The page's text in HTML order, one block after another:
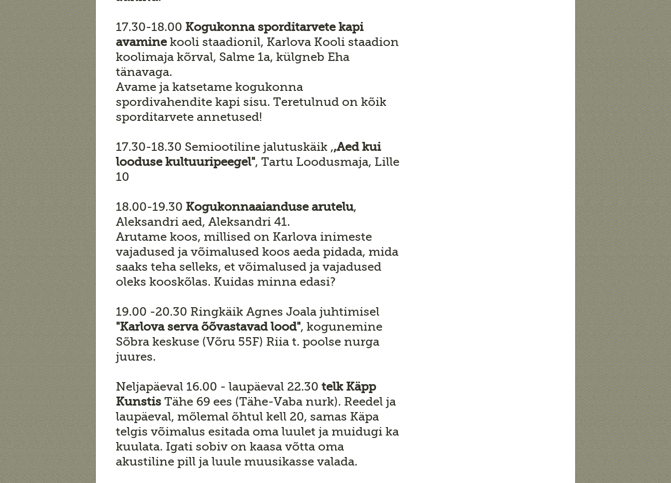
17.30-18.00 Kogukonna sporditarvete kapi
avaminekooli staadionil, Karlova Kooli staadion
koolimaja kõrval, Salme 1a, külgneb Eha
tänavaga.
Avame ja katsetame kogukonna
spordivahendite kapi sisu. Teretulnud on kõik
sporditarvete annetused!
17.30-18.30 Semiootiline jalutuskäik ,,Aed kui
looduse kultuuripeegel", Tartu Loodusmaja, Lille
10
18.00-19.30 Kogukonnaaianduse arutelu,
Aleksandri aed, Aleksandri 41.
Arutame koos, millised on Karlova inimeste
vajadused ja võimalused koos aeda pidada, mida
saaks teha selleks, et võimalused ja vajadused
oleks kooskõlas. Kuidas minna edasi?
19.00 -20.30 Ringkäik Agnes Joala juhtimisel
"Karlova serva õõvastavad lood", kogunemine
Sõbra keskuse (Võru 55F) Riia t. poolse nurga
juures.
Neljapäeval 16.00 - laupäeval 22.30telk Käpp
Kunstis Tähe 69 ees (Tähe-Vaba nurk). Reedel ja
laupäeval, mõlemal õhtul kell 20, samas Käpa
telgis võimalus esitada oma luulet ja muidugi ka
kuulata. Igati sobiv on kaasa võtta oma
akustiline pill ja luule muusikasse valada.